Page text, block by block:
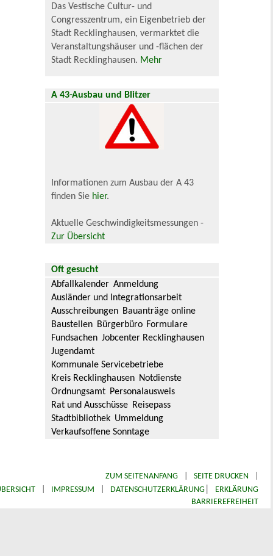
Das Vestische Cultur- und
Congresszentrum, ein Eigenbetrieb der
Stadt Recklinghausen, vermarktet die
Veranstaltungshäuser und -flächen der
Stadt Recklinghausen. Mehr
A 43-Ausbau und Blitzer
Informationen zum Ausbau der A 43
finden Sie hier.
Aktuelle Geschwindigkeitsmessungen -
Zur Übersicht
Oft gesucht
Abfallkalender Anmeldung
Ausländer und Integrationsarbeit
Ausschreibungen Bauanträge online
Baustellen Bürgerbüro Formulare
Fundsachen Jobcenter Recklinghausen
Jugendamt
Kommunale Servicebetriebe
Kreis Recklinghausen Notdienste
Ordnungsamt Personalausweis
Rat und Ausschüsse Reisepass
Stadtbibliothek Ummeldung
Verkaufsoffene Sonntage
ZUM SEITENANFANG SEITE DRUCKEN
IMPRESSUM DATENSCHUTZERKLÄRUNG|
ERKLÄRUNG
BARRIEREFREIHEIT